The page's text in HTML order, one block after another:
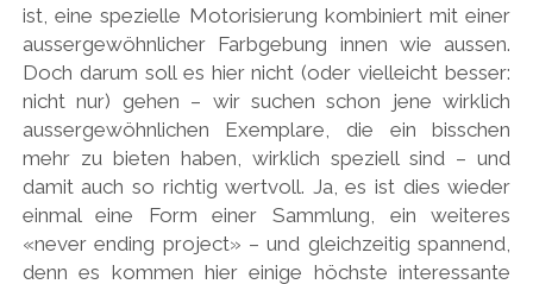
EXOTEN
FERRARI
FIAT/ABARTH
FOOD
FORD
FRANZOSEN
GENERAL MOTORS
ist, eine spezielle Motorisierung kombiniert mit einer
aussergewöhnlicher Farbgebung innen wie aussen.
Doch darum soll es hier nicht (oder vielleicht besser:
nicht nur) gehen – wir suchen schon jene wirklich
aussergewöhnlichen Exemplare, die ein bisschen
mehr zu bieten haben, wirklich speziell sind – und
damit auch so richtig wertvoll. Ja, es ist dies wieder
einmal eine Form einer Sammlung, ein weiteres
«never ending project» – und gleichzeitig spannend,
denn es kommen hier einige höchste interessante